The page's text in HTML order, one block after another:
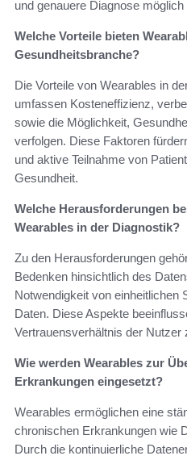
und genauere Diagnose möglich
Welche Vorteile bieten
Gesundheitsbranche?
Die Vorteile von Wearables in
umfassen Kosteneffizienz,
sowie die Möglichkeit,
verfolgen. Diese Faktoren
und aktive Teilnahme von
Gesundheit.
Welche Herausforderungen
Wearables in der Diagnostik?
Zu den Herausforderungen
Bedenken hinsichtlich des
Notwendigkeit von einheitlichen
Daten. Diese Aspekte
Vertrauensverhältnis der Nutzer
Wie werden Wearables zur
Erkrankungen eingesetzt?
Wearables ermöglichen eine
chronischen Erkrankungen wie
Durch die kontinuierliche